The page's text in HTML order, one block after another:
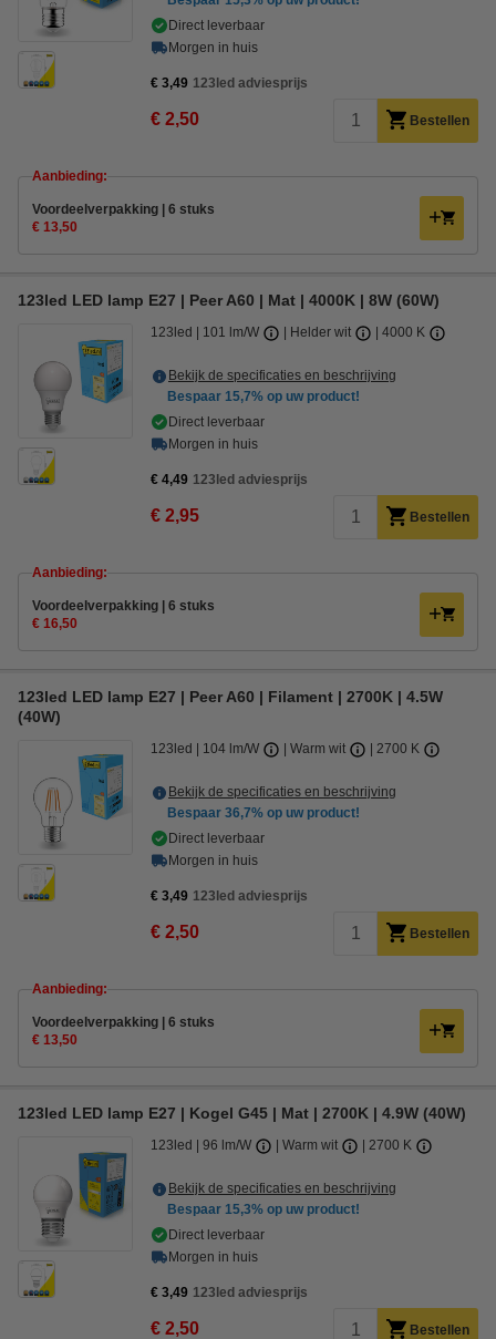
Direct leverbaar
Morgen in huis
€ 3,49 123led adviesprijs
€ 2,50 Bestellen
Aanbieding:
Voordeelverpakking | 6 stuks
€ 13,50
123led LED lamp E27 | Peer A60 | Mat | 4000K | 8W (60W)
123led 101 lm/W Helder wit 4000 K
Bekijk de specificaties en beschrijving
Bespaar 15,7% op uw product!
Direct leverbaar
Morgen in huis
€ 4,49 123led adviesprijs
€ 2,95 Bestellen
Aanbieding:
Voordeelverpakking | 6 stuks
€ 16,50
123led LED lamp E27 | Peer A60 | Filament | 2700K | 4.5W
(40W)
123led 104 lm/W Warm wit 2700 K
Bekijk de specificaties en beschrijving
Bespaar 36,7% op uw product!
Direct leverbaar
Morgen in huis
€ 3,49 123led adviesprijs
€ 2,50 Bestellen
Aanbieding:
Voordeelverpakking | 6 stuks
€ 13,50
123led LED lamp E27 | Kogel G45 | Mat | 2700K | 4.9W (40W)
123led 96 lm/W Warm wit 2700 K
Bekijk de specificaties en beschrijving
Bespaar 15,3% op uw product!
Direct leverbaar
Morgen in huis
€ 3,49 123led adviesprijs
€ 2,50 Bestellen